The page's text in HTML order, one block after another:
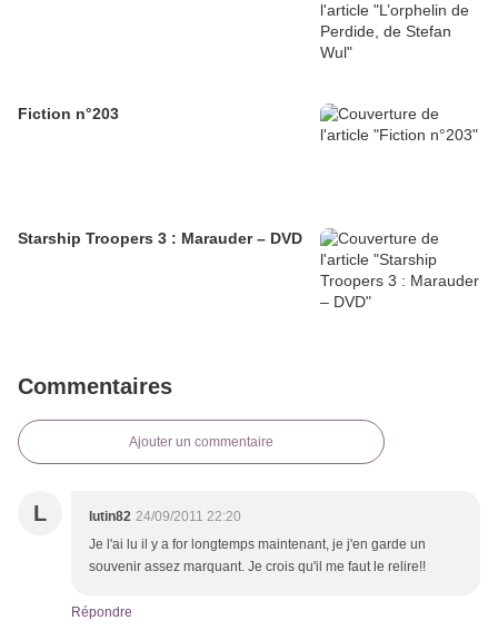
Fiction n°203
Starship Troopers 3 : Marauder – DVD
Commentaires
Ajouter un commentaire
L lutin82 24/09/2011 22:20
Je l'ai lu il y a for longtemps maintenant, je j'en garde un
souvenir assez marquant. Je crois qu'il me faut le relire!!
Répondre